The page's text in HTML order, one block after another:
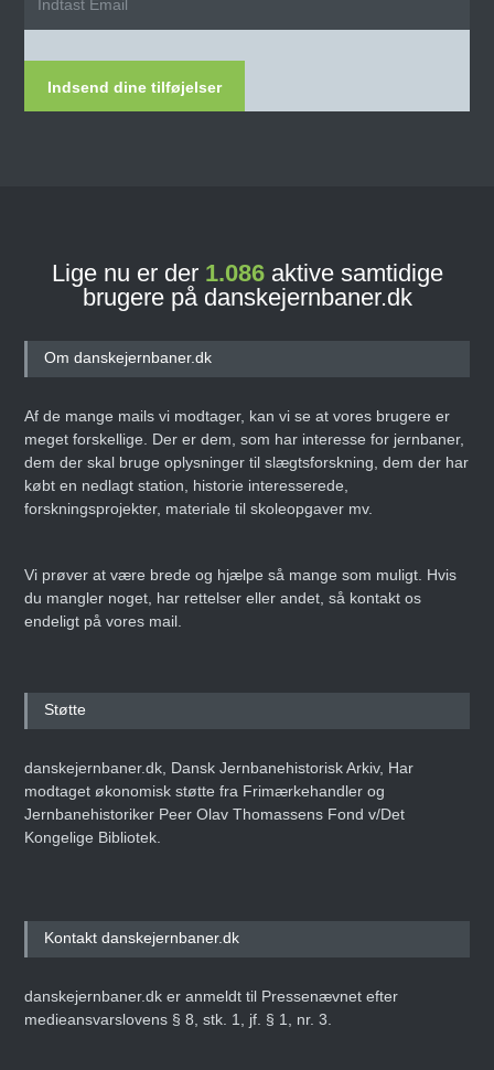
Indsend dine tilføjelser
Lige nu er der 1.086aktive samtidige
brugere på danskejernbaner.dk
Om danskejernbaner.dk
Af de mange mails vi modtager, kan vi se at vores brugere er
meget forskellige. Der er dem, som har interesse for jernbaner,
dem der skal bruge oplysninger til slægtsforskning, dem der har
købt en nedlagt station, historie interesserede,
forskningsprojekter, materiale til skoleopgaver mv.
Vi prøver at være brede og hjælpe så mange som muligt. Hvis
du mangler noget, har rettelser eller andet, så kontakt os
endeligt på vores mail.
Støtte
danskejernbaner.dk, Dansk Jernbanehistorisk Arkiv, Har
modtaget økonomisk støtte fra Frimærkehandler og
Jernbanehistoriker Peer Olav Thomassens Fond v/Det
Kongelige Bibliotek.
Kontakt danskejernbaner.dk
danskejernbaner.dk er anmeldt til Pressenævnet efter
medieansvarslovens § 8, stk. 1, jf. § 1, nr. 3.